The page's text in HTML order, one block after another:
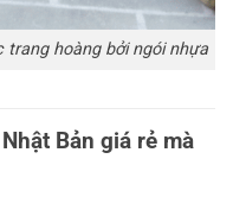
hoàng bởi ngói nhựa
Bản giá rẻ mà